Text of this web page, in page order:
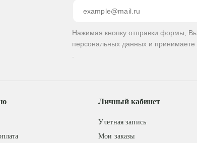
Нажимая кнопку отправки формы,
персональных данных и принимаете
Личный кабинет
Учетная запись
Мои заказы